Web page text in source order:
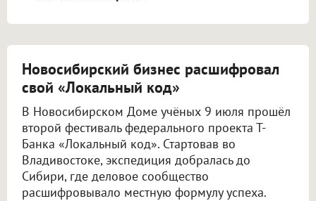
Новосибирский бизнес расшифровал
свой «Локальный код»
В Новосибирском Доме учёных 9 июля прошёл
второй фестиваль федерального проекта Т-
Банка «Локальный код». Стартовав во
Владивостоке, экспедиция добралась до
Сибири, где деловое сообщество
расшифровывало местную формулу успеха.